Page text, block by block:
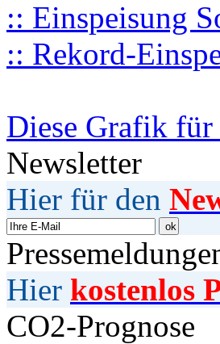
:: Einspeisung
:: Rekord-
Diese Grafik für
Newsletter
Hier für den
Hier kostenlos
CO2-Prognose